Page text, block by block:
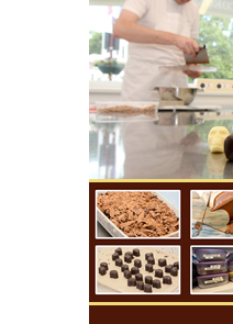
Šenově
Kenotaf Václava Liprta na
Cítolibech
Kenotaf Františka
Cítolibech
Hrob Derbákových na
Hrob Františka Morkera
Cítolibech
Hrob Josefa Fronka na
Hrob Jana Císarika na